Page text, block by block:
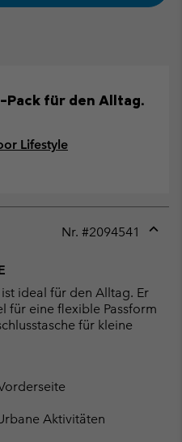
Pack für den Alltag.
Lifestyle
Nr. #2094541
ideal für den Alltag. Er
für eine flexible Passform
für kleine
Aktivitäten